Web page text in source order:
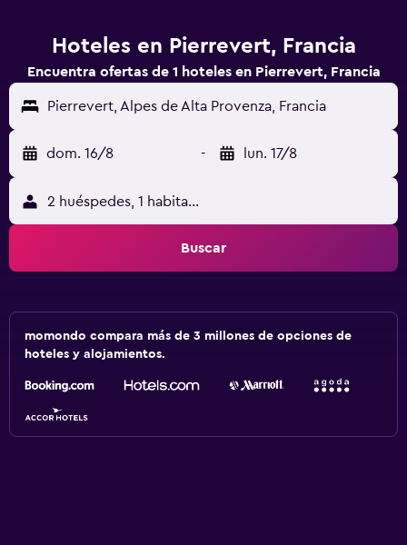
Hoteles en Pierrevert, Francia
Encuentra ofertas de 1 hoteles en Pierrevert, Francia
Pierrevert, Alpes de Alta Provenza, Francia
dom. 16/8 - lun. 17/8
2 huéspedes, 1 habitación
Buscar
momondo compara más de 3 millones de opciones de
hoteles y alojamientos.